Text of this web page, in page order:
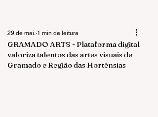
GRAMADO ARTS - Plataforma digital
valoriza talentos das artes visuais de
Gramado e Região das Hortênsias
29 de mai. 1 min de leitura